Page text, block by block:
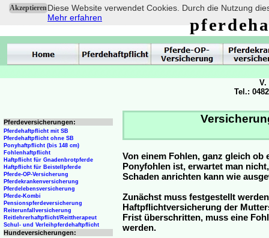
AkzeptierenDiese Website verwendet Cookies. Durch die Nutzung
Mehr erfahren
Von einem Fohlen, ganz gleich ob
Ponyfohlen ist, erwartet man
Schaden anrichten kann wie
Zunächst muss festgestellt
Haftpflichtversicherung der
Frist überschritten, muss eine
werden.
Pferdeversicherungen:
Pferdehaftpflicht mit SB
Pferdehaftpflicht ohne SB
Ponyhaftpflicht (bis 148 cm)
Fohlenhaftpflicht
Haftpflicht für Gnadenbrotpferde
Haftpflicht für Beistellpferde
Pferde-OP-Versicherung
Pferdekrankenversicherung
Pferdelebensversicherung
Pferde-Kombi
Pensionspferdeversicherung
Reiterunfallversicherung
Reitlehrerhaftpflicht/Reittherapeut
Schul- und Verleihpferdehaftpflicht
Hundeversicherungen:
V.
Tel.: